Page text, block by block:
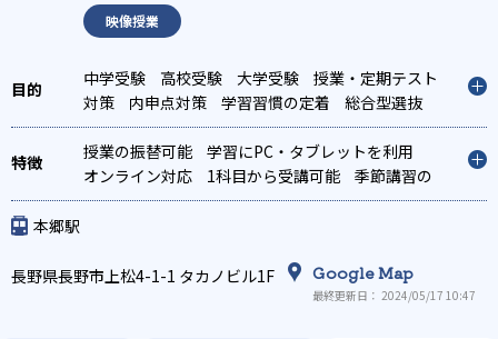
映像授業
中学受験 高校受験 大学受験
授業・定期テスト
対策
内申点対策 学習習慣の定着
総合型選抜
(旧AO)対策
推薦入試対策 学校別特化対策
各種
検定対策
授業の振替可能
学習にPC・タブレットを利用
オンライン対応
1科目から受講可能
季節講習の
みの受講可
本郷駅
長野県長野市上松4-1-1 タカノビル1F Google Map
最終更新日： 2024/05/17 10:47